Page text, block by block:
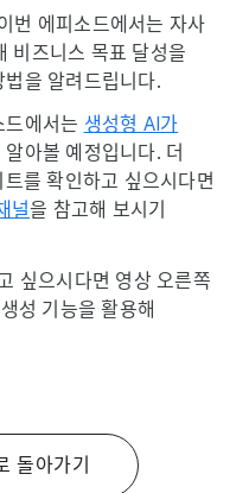
는 강력한 엔진이고,
힘을 불어넣는 연료와
페인이 빠르게
가는 것이 중요하죠.
Ads의 AI 기술을
를 달성하는 데
에 가장 적합한 고객을
략을 수립하는 데
발굴하고, 이들에게 가장
수립할 수 있습니다.
번 에피소드에서는 자사
비즈니스 목표 달성을
법을 알려드립니다.
에서는 생성형 AI가
알아볼 예정입니다. 더
를 확인하고 싶으시다면
널을 참고해 보시기
싶으시다면 영상 오른쪽
성 기능을 활용해
돌아가기